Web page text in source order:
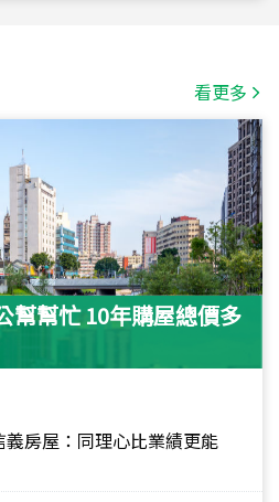
看更多
幫幫忙 10年購屋總價多
房屋：同理心比業績更能